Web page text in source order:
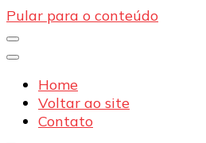
Pular para o conteúdo
Home
Voltar ao site
Contato